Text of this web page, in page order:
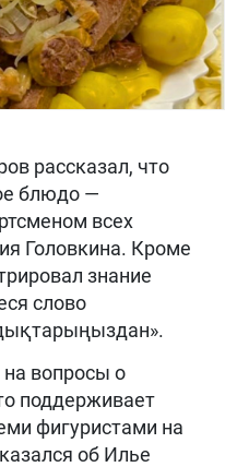
рассказал, что
блюдо —
всех
Головкина. Кроме
знание
слово
вопросы о
поддерживает
фигуристами на
об Илье